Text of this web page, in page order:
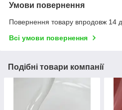
Умови повернення
Повернення товару впродовж 14
Всі умови повернення
Подібні товари компанії